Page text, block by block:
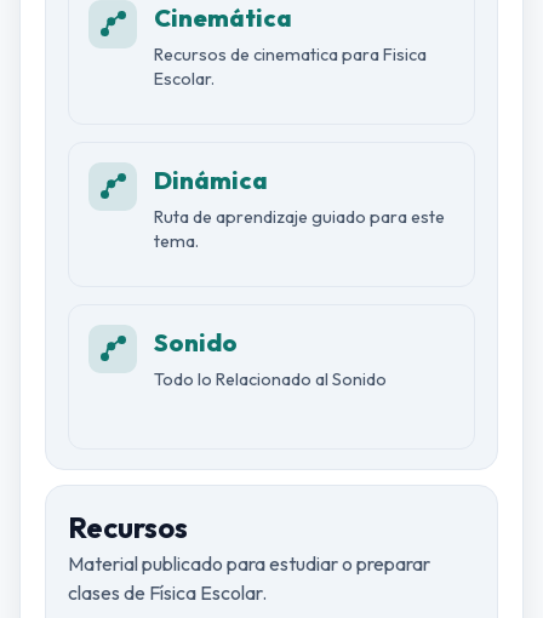
Cinemática
Recursos de cinematica para Fisica
Escolar.
Dinámica
Ruta de aprendizaje guiado para este
tema.
Sonido
Todo lo Relacionado al Sonido
Recursos
Material publicado para estudiar o preparar
clases de Física Escolar.